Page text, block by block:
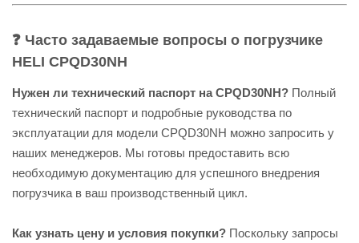
❓ Часто задаваемые вопросы о погрузчике
HELI CPQD30NH
Нужен ли технический паспорт на CPQD30NH? Полный
технический паспорт и подробные руководства по
эксплуатации для модели CPQD30NH можно запросить у
наших менеджеров. Мы готовы предоставить всю
необходимую документацию для успешного внедрения
погрузчика в ваш производственный цикл.
Как узнать цену и условия покупки? Поскольку запросы